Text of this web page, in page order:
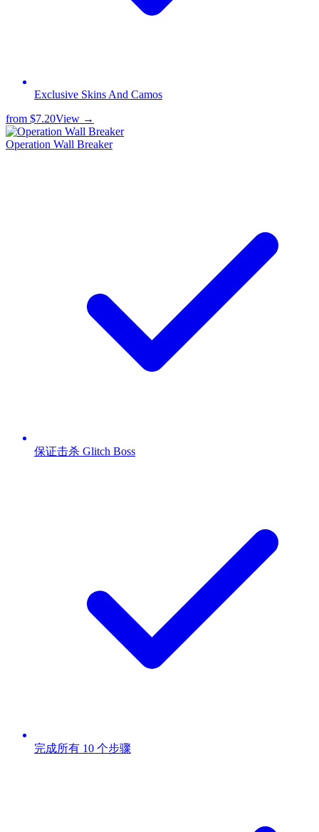
Exclusive Skins And Camos
from $7.20View →
Operation Wall Breaker
保证击杀 Glitch Boss
完成所有 10 个步骤